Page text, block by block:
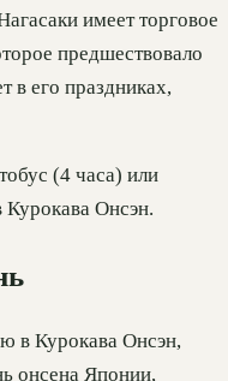
имеет торговое
предшествовало
в его праздниках,
(4 часа) или
Курокава Онсэн.
в Курокава Онсэн,
онсена Японии,